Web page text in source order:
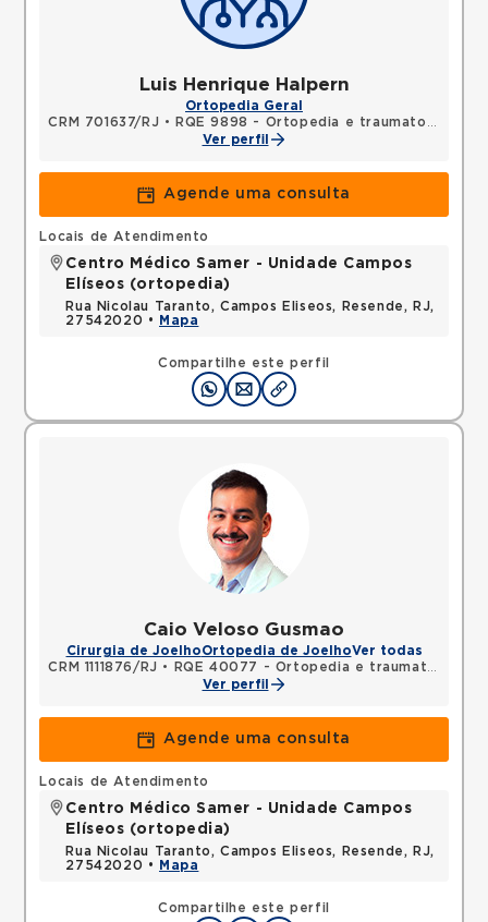
Luis Henrique Halpern
Ortopedia Geral
CRM 701637/RJ •
RQE 9898 - Ortopedia e traumatologia
Ver perfil
Agende uma consulta
Compartilhe este perfil
Locais de Atendimento
Centro Médico Samer - Unidade Campos
Elíseos (ortopedia)
Rua Nicolau Taranto, Campos Eliseos, Resende, RJ,
27542020 •
Mapa
Caio Veloso Gusmao
Cirurgia de JoelhoOrtopedia de JoelhoVer todas
CRM 1111876/RJ •
RQE 40077 - Ortopedia e traumatologia
Ver perfil
Agende uma consulta
Compartilhe este perfil
Locais de Atendimento
Centro Médico Samer - Unidade Campos
Elíseos (ortopedia)
Rua Nicolau Taranto, Campos Eliseos, Resende, RJ,
27542020 •
Mapa